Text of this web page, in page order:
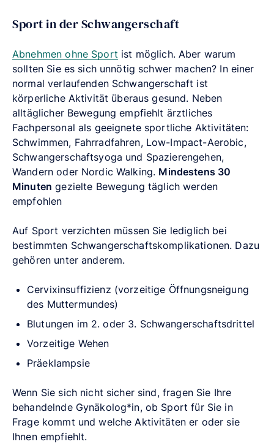
Sport in der Schwangerschaft
Abnehmen ohne Sport ist möglich. Aber warum
sollten Sie es sich unnötig schwer machen? In einer
normal verlaufenden Schwangerschaft ist
körperliche Aktivität überaus gesund. Neben
alltäglicher Bewegung empfiehlt ärztliches
Fachpersonal als geeignete sportliche Aktivitäten:
Schwimmen, Fahrradfahren, Low-Impact-Aerobic,
Schwangerschaftsyoga und Spazierengehen,
Wandern oder Nordic Walking. Mindestens 30
Minuten gezielte Bewegung täglich werden
empfohlen
Auf Sport verzichten müssen Sie lediglich bei
bestimmten Schwangerschaftskomplikationen. Dazu
gehören unter anderem.
Cervixinsuffizienz (vorzeitige Öffnungsneigung
des Muttermundes)
Blutungen im 2. oder 3. Schwangerschaftsdrittel
Vorzeitige Wehen
Präeklampsie
Wenn Sie sich nicht sicher sind, fragen Sie Ihre
behandelnde Gynäkolog*in, ob Sport für Sie in
Frage kommt und welche Aktivitäten er oder sie
Ihnen empfiehlt.